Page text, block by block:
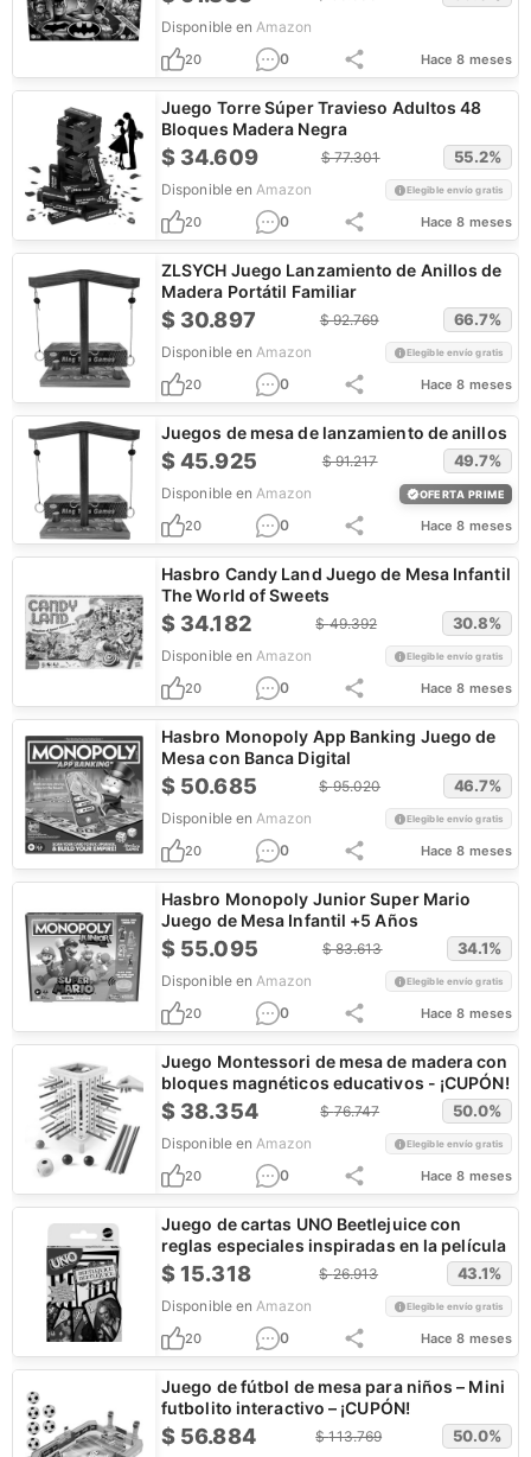
Disponible en Amazon
20 0 Hace 8 meses
Juego Torre Súper Travieso Adultos 48
Bloques Madera Negra
$ 34.609 $77.301 55.2%
Disponible en Amazon Elegible envío gratis
20 0 Hace 8 meses
ZLSYCH Juego Lanzamiento de Anillos de
Madera Portátil Familiar
$ 30.897 $92.769 66.7%
Disponible en Amazon Elegible envío gratis
20 0 Hace 8 meses
Juegos de mesa de lanzamiento de anillos
$45.925 $91.217 49.7%
Disponible en Amazon OFERTA PRIME
20 0 Hace 8 meses
Hasbro Candy Land Juego de Mesa Infantil
The World of Sweets
$ 34.182 $49.392 30.8%
Disponible en Amazon Elegible envío gratis
20 0 Hace 8 meses
Hasbro Monopoly App Banking Juego de
Mesa con Banca Digital
$ 50.685 $95.020 46.7%
Disponible en Amazon Elegible envío gratis
20 0 Hace 8 meses
Hasbro Monopoly Junior Super Mario
Juego de Mesa Infantil +5 Años
$ 55.095 $83.613 34.1%
Disponible en Amazon Elegible envío gratis
20 0 Hace 8 meses
Juego Montessori de mesa de madera con
bloques magnéticos educativos - ¡CUPÓN!
$ 38.354 $76.747 50.0%
Disponible en Amazon Elegible envío gratis
20 0 Hace 8 meses
Juego de cartas UNO Beetlejuice con
reglas especiales inspiradas en la película
$15.318 $26.913 43.1%
Disponible en Amazon Elegible envío gratis
20 0 Hace 8 meses
Juego de fútbol de mesa para niños – Mini
futbolito interactivo – ¡CUPÓN!
$ 56.884 $113.769 50.0%